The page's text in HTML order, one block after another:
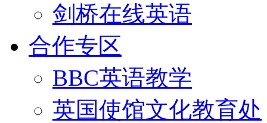
剑桥在线英语
合作专区
BBC英语教学
英国使馆文化教育处